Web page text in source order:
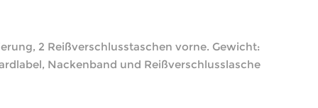
2 Reißverschlusstaschen vorne. Gewicht:
Nackenband und Reißverschlusslasche